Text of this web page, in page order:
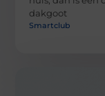
dakgoot
Smartclub